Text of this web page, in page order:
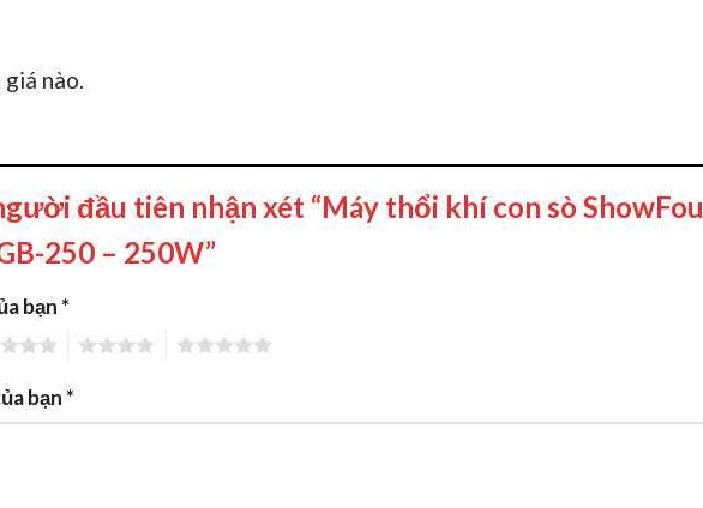
nào.
đầu tiên nhận xét “Máy thổi khí con sò ShowFou
250 – 250W”
bạn*
bạn*